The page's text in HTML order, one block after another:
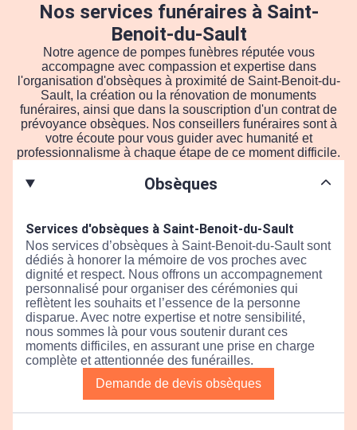
Nos services funéraires à Saint-
Benoit-du-Sault
Notre agence de pompes funèbres réputée vous
accompagne avec compassion et expertise dans
l'organisation d'obsèques à proximité de Saint-Benoit-du-
Sault, la création ou la rénovation de monuments
funéraires, ainsi que dans la souscription d'un contrat de
prévoyance obsèques. Nos conseillers funéraires sont à
votre écoute pour vous guider avec humanité et
professionnalisme à chaque étape de ce moment difficile.
Obsèques
Services d'obsèques à Saint-Benoit-du-Sault
Nos services d’obsèques à Saint-Benoit-du-Sault sont
dédiés à honorer la mémoire de vos proches avec
dignité et respect. Nous offrons un accompagnement
personnalisé pour organiser des cérémonies qui
reflètent les souhaits et l’essence de la personne
disparue. Avec notre expertise et notre sensibilité,
nous sommes là pour vous soutenir durant ces
moments difficiles, en assurant une prise en charge
complète et attentionnée des funérailles.
Demande de devis obsèques